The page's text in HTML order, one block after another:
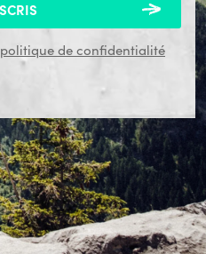
politique de confidentialité